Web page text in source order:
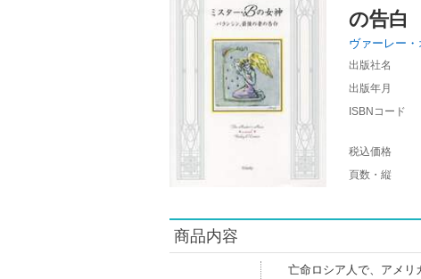
の告白
ヴァーレー
出版社名
出版年月
ISBNコード
税込価格
頁数・縦
商品内容
亡命ロシア人で、アメリ